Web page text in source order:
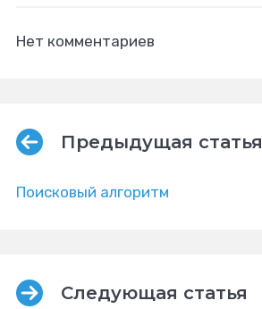
Нет комментариев
Предыдущая статья
Поисковый алгоритм
Следующая статья